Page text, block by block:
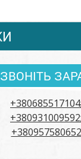
+380685517104;
+380931009592;
+380957580652